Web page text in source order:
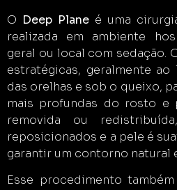
O Deep Plane é uma
realizada em ambiente
geral ou local com sedação.
estratégicas, geralmente
das orelhas e sob o queixo,
mais profundas do rosto e
removida ou
reposicionados e a pele é
garantir um contorno natural
Esse procedimento